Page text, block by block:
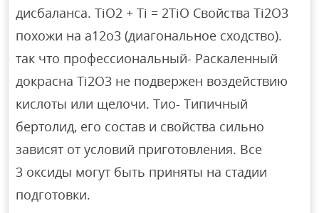
дисбаланса. TiO2 + Ti = 2TiO Свойства Ti2O3
похожи на a12o3 (диагональное сходство).
так что профессиональный- Раскаленный
докрасна Ti2O3 не подвержен воздействию
кислоты или щелочи. Тио- Типичный
бертолид, его состав и свойства сильно
зависят от условий приготовления. Все
3 оксиды могут быть приняты на стадии
подготовки.